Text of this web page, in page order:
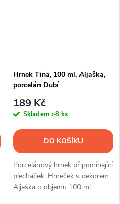
Hrnek Tina, 100 ml, Aljaška,
porcelán Dubí
189 Kč
Skladem >8 ks
DO KOŠÍKU
Porcelánový hrnek připomínající
plecháček. Hrneček s dekorem
Aljaška o objemu 100 ml.